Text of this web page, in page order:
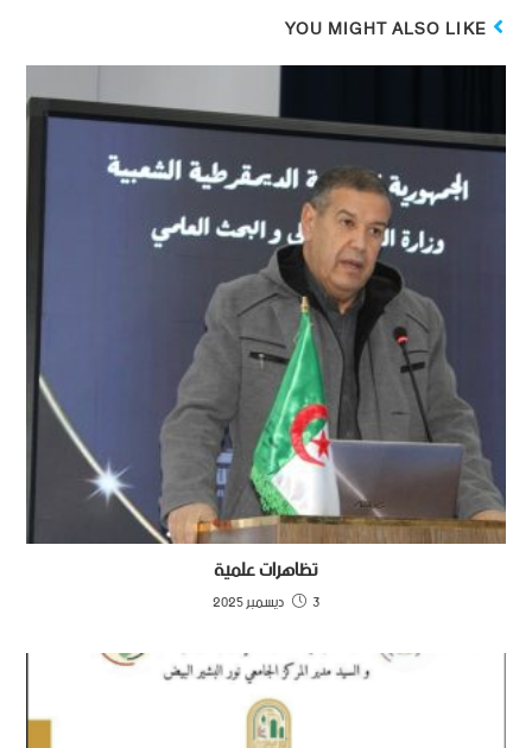
YOU MIGHT ALSO LIKE
تظاهرات علمية
3 ديسمبر 2025